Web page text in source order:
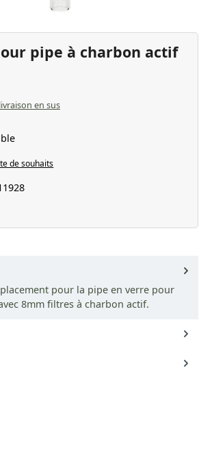
pipe à charbon actif
en sus
de souhaits
pour la pipe en verre pour
8mm filtres à charbon actif.